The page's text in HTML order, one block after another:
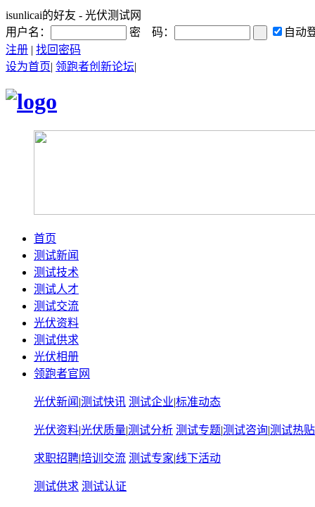
isunlicai的好友 - 光伏测试网
用户名：
密 码：
自动
注册 | 找回密码
设为首页| 领跑者创新论坛|
首页
测试新闻
测试技术
测试人才
测试交流
光伏资料
测试供求
光伏相册
领跑者官网
光伏新闻 |测试快讯 测试企业|标准动态
光伏资料|光伏质量|测试分析 测试专题|测试咨询|测试热贴
求职招聘|培训交流 测试专家|线下活动
测试供求 测试认证